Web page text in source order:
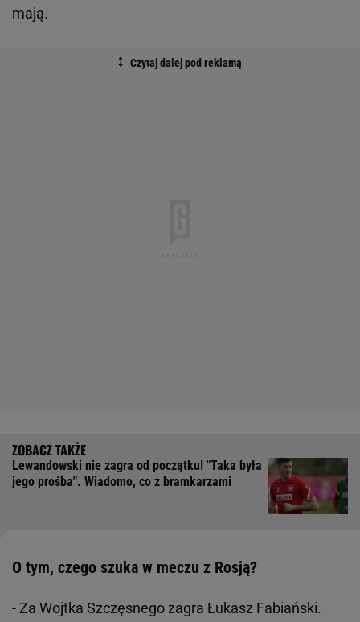
mają.
Lewandowski nie zagra od początku! "Taka była
jego prośba". Wiadomo, co z bramkarzami
O tym, czego szuka w meczu z Rosją?
- Za Wojtka Szczęsnego zagra Łukasz Fabiański.